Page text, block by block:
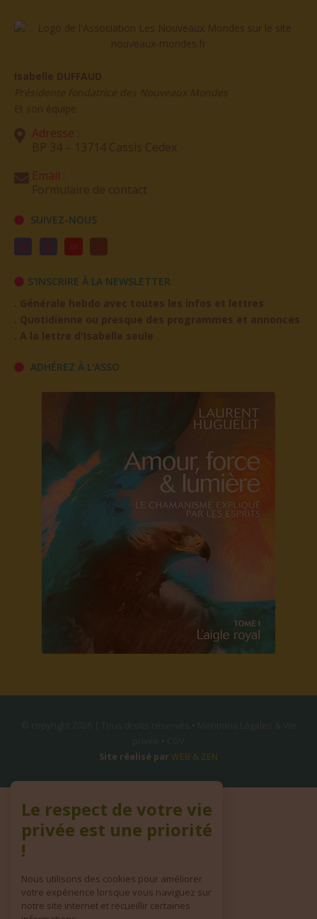
Adresse :
BP 34 – 13714 Cassis Cedex
Email :
Formulaire de contact
S'INSCRIRE À LA NEWSLETTER
ADHÉREZ À L'ASSO
Le respect de votre vie
privée est une priorité
!
Nous utilisons des cookies pour améliorer
votre expérience lorsque vous naviguez sur
notre site internet et recueillir certaines